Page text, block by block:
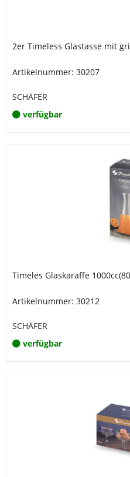
2er Timeless Glastasse mit
Artikelnummer: 30207
SCHÄFER
verfügbar
Timeles Glaskaraffe
Artikelnummer: 30212
SCHÄFER
verfügbar